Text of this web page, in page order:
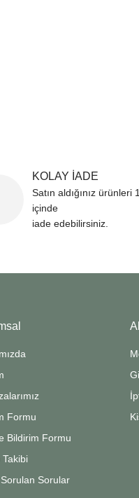
KOLAY İADE
Satın aldığınız ürünleri
içinde
iade edebilirsiniz.
Formu
Bildirim Formu
Takibi
Sorulan Sorular